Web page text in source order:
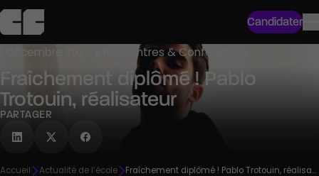
Candidater
1 décembre 2022 ● Rencontres & Conférences
Fraîchement diplômé ! Pablo
Trotouin, réalisateur
PARTAGER
Accueil Actualité de l’école Fraîchement diplômé ! Pablo Trotouin, réalisateur